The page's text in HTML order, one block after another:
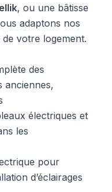
, ou une bâtisse
adaptons nos
votre logement.
des
anciennes,
électriques et
les
pour
d’éclairages